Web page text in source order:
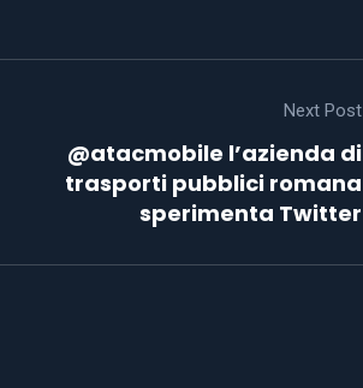
Next Post
@atacmobile l’azienda di
trasporti pubblici romana
sperimenta Twitter